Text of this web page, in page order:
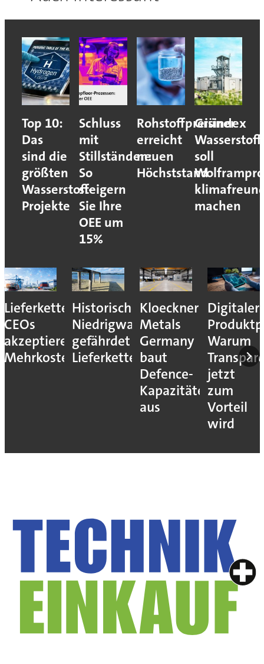
Top 10:
Das
sind die
größten
Wasserstoff-
Projekte
Schluss
mit
Stillständen:
So
steigern
Sie Ihre
OEE um
15%
Rohstoffpreisindex
erreicht
neuen
Höchststand
Grüner
Wasserstoff
soll
machen
Lieferkettenresilienz:
CEOs
akzeptieren
Mehrkosten
Historisches
Niedrigwasser
gefährdet
Lieferketten
Kloeckner
Metals
Germany
baut
Defence-
Kapazitäten
aus
Digitaler
Warum
jetzt
zum
Vorteil
wird